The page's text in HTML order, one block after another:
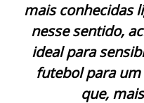
mais conhecidas
nesse sentido,
ideal para
futebol para
que,